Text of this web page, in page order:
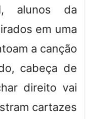
alunos da
em uma
a canção
cabeça de
direito vai
cartazes